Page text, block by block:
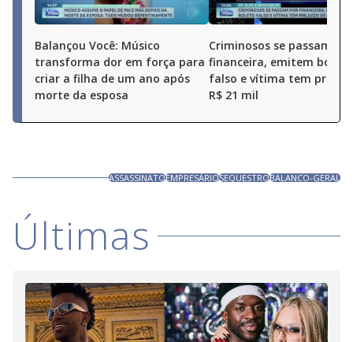
Balançou Você: Músico
transforma dor em força para
criar a filha de um ano após
morte da esposa
Criminosos se passam por
financeira, emitem boleto
falso e vítima tem
R$ 21 mil
ASSASSINATOEMPRESÁRIOSEQUESTROBALANCO-GERAL
Últimas